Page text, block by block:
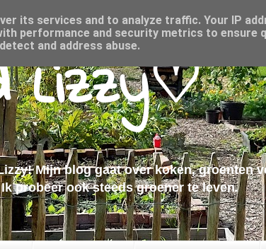
Lizzy♡
Mijn blog gaat over koken, groenten
probeer ook steeds groener te leven.
its services and to analyze traffic. Your IP
performance and security metrics to ensure
and address abuse.